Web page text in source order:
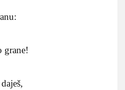
grane!